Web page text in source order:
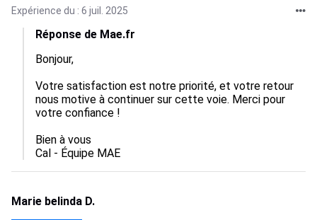
Expérience du : 6 juil. 2025
Réponse de Mae.fr
Bonjour,
Votre satisfaction est notre priorité, et votre retour
nous motive à continuer sur cette voie. Merci pour
votre confiance !
Bien à vous
Cal - Équipe MAE
Marie belinda D.